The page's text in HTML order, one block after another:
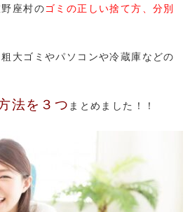
座村のゴミの正しい捨て方、分別
大ゴミやパソコンや冷蔵庫などの
法を３つ まとめました！！